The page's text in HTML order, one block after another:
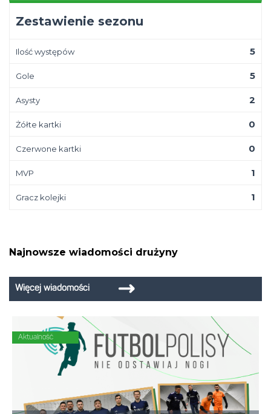
Zestawienie sezonu
Ilość występów 5
Gole 5
Asysty 2
Żółte kartki 0
Czerwone kartki 0
MVP 1
Gracz kolejki 1
Najnowsze wiadomości drużyny
Więcej wiadomości
Aktualność